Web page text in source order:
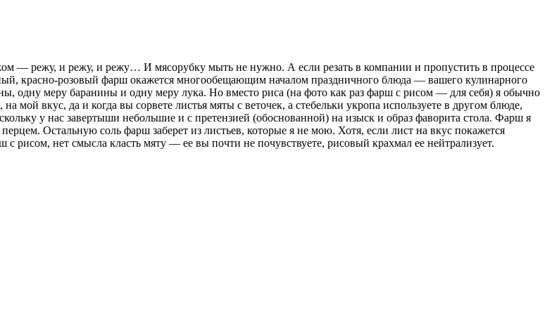
— режу, и режу, и режу… И мясорубку мыть не нужно. А если резать в компании и пропустить в процессе
красно-розовый фарш окажется многообещающим началом праздничного блюда — вашего кулинарного
одну меру баранины и одну меру лука. Но вместо риса (на фото как раз фарш с рисом — для себя) я обычно
вкус, да и когда вы сорвете листья мяты с веточек, а стебельки укропа используете в другом блюде,
у нас завертыши небольшие и с претензией (обоснованной) на изыск и образ фаворита стола. Фарш я
Остальную соль фарш заберет из листьев, которые я не мою. Хотя, если лист на вкус покажется
рисом, нет смысла класть мяту — ее вы почти не почувствуете, рисовый крахмал ее нейтрализует.